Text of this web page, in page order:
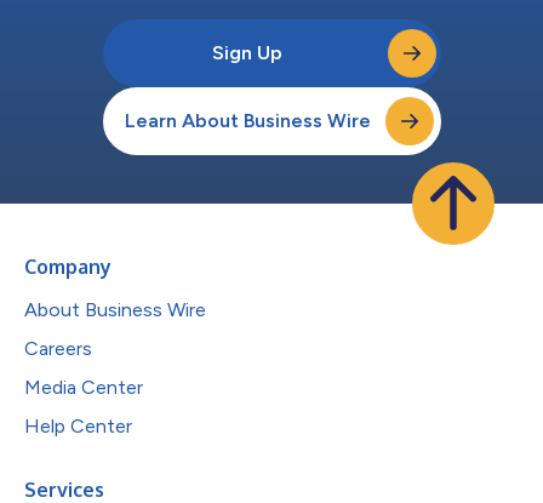
Sign Up
Learn About Business Wire
Company
About Business Wire
Careers
Media Center
Help Center
Services